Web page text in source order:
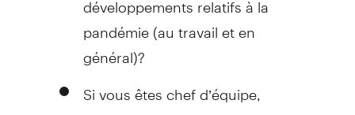
pandémie (au travail et en
général)?
Si vous êtes chef d’équipe,